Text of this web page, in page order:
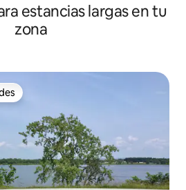
estancias largas en tu
zona